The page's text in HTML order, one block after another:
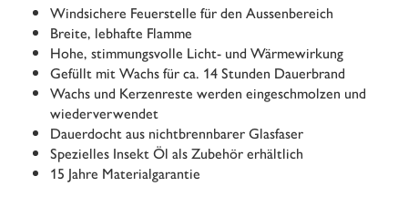
Windsichere Feuerstelle für den Aussenbereich
Breite, lebhafte Flamme
Hohe, stimmungsvolle Licht- und Wärmewirkung
Gefüllt mit Wachs für ca. 14 Stunden Dauerbrand
Wachs und Kerzenreste werden eingeschmolzen und
wiederverwendet
Dauerdocht aus nichtbrennbarer Glasfaser
Spezielles Insekt Öl als Zubehör erhältlich
15 Jahre Materialgarantie